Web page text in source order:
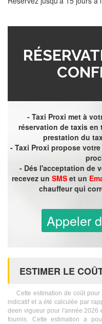
- Taxi Proxi met à
réservation de taxis en
prestation du
- Taxi Proxi propose
- Dés l'acceptation de
recevez un SMSet un
chauffeur qui
Appeler
ESTIMER LE
Cette estimation de coût pour
indicatif et a été calculée par
deen vigueur pour l'année 2026
fournis. Cette estimation a